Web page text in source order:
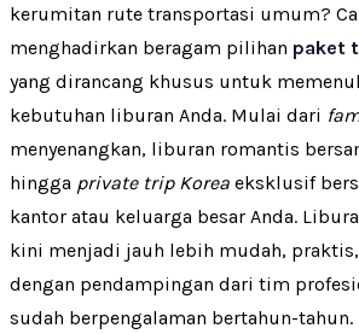
kerumitan rute transportasi umum?
menghadirkan beragam pilihan paket
yang dirancang khusus untuk
kebutuhan liburan Anda. Mulai dari
menyenangkan, liburan romantis
hingga private trip Korea eksklusif
kantor atau keluarga besar Anda.
kini menjadi jauh lebih mudah, praktis,
dengan pendampingan dari tim
sudah berpengalaman bertahun-tahun.